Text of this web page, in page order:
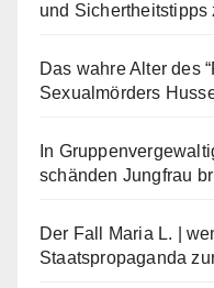
und Sichertheitstipps
Das wahre Alter des
Sexualmörders
In
schänden Jungfrau
Der Fall Maria L. |
Staatspropaganda